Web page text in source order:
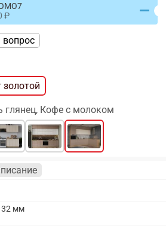
вопрос
глянец, Кофе с молоком
мм